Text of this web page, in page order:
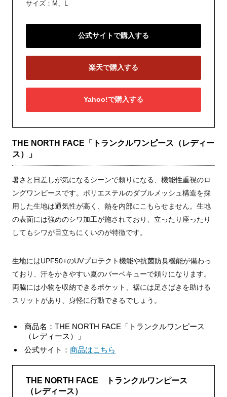
サイズ：M、L
公式サイトで購入する
楽天で購入する
Yahoo!で購入する
THE NORTH FACE「トランクルワンピース（レディー
ス）」
暑さと日差しが気になるシーンで頼りになる、機能性重視のロ
ングワンピースです。ポリエステルのダブルメッシュ構造を採
用した生地は通気性が高く、熱を内部にこもらせません。生地
の表面には強めのシワ加工が施されており、立ったり座ったり
してもシワが目立ちにくいのが特徴です。
生地にはUPF50+のUVプロテクト機能や抗菌防臭機能が備わっ
ており、汗をかきやすい夏のバーベキューで頼りになります。
両脇には小物を収納できるポケット、裾には足さばきを助ける
スリットがあり、身軽に行動できるでしょう。
商品名：THE NORTH FACE「トランクルワンピース
（レディース）」
公式サイト： 商品はこちら
THE NORTH FACE トランクルワンピース
（レディース）